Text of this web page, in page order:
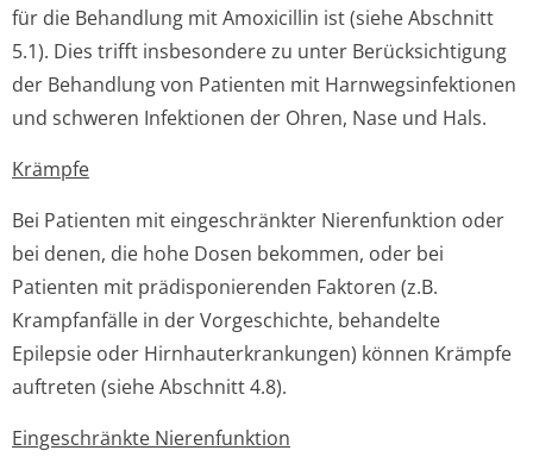
für die Behandlung mit Amoxicillin ist (siehe Abschnitt
5.1). Dies trifft insbesondere zu unter Berücksichtigung
der Behandlung von Patienten mit Harnwegsinfektionen
und schweren Infektionen der Ohren, Nase und Hals.
Krämpfe
Bei Patienten mit eingeschränkter Nierenfunktion oder
bei denen, die hohe Dosen bekommen, oder bei
Patienten mit prädisponierenden Faktoren (z.B.
Krampfanfälle in der Vorgeschichte, behandelte
Epilepsie oder Hirnhauterkran­kungen) können Krämpfe
auftreten (siehe Abschnitt 4.8).
Eingeschränkte Nierenfunktion